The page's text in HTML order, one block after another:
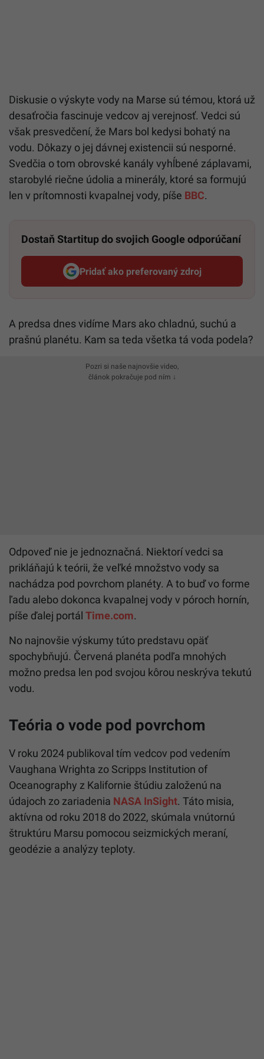
Diskusie o výskyte vody na Marse sú témou, ktorá už
desaťročia fascinuje vedcov aj verejnosť. Vedci sú
však presvedčení, že Mars bol kedysi bohatý na
vodu. Dôkazy o jej dávnej existencii sú nesporné.
Svedčia o tom obrovské kanály vyhĺbené záplavami,
starobylé riečne údolia a minerály, ktoré sa formujú
len v prítomnosti kvapalnej vody, píše BBC.
Dostaň Startitup do svojich Google odporúčaní
Pridať ako preferovaný zdroj
Startitup, odkaz sa otvorí v
A predsa dnes vidíme Mars ako chladnú, suchú a
prašnú planétu. Kam sa teda všetka tá voda podela?
Pozri si naše najnovšie video,
článok pokračuje pod ním ↓
Odpoveď nie je jednoznačná. Niektorí vedci sa
prikláňajú k teórii, že veľké množstvo vody sa
nachádza pod povrchom planéty. A to buď vo forme
ľadu alebo dokonca kvapalnej vody v póroch hornín,
píše ďalej portál Time.com.
No najnovšie výskumy túto predstavu opäť
spochybňujú. Červená planéta podľa mnohých
možno predsa len pod svojou kôrou neskrýva tekutú
vodu.
Teória o vode pod povrchom
V roku 2024 publikoval tím vedcov pod vedením
Vaughana Wrighta zo Scripps Institution of
Oceanography z Kalifornie štúdiu založenú na
údajoch zo zariadenia NASA InSight. Táto misia,
aktívna od roku 2018 do 2022, skúmala vnútornú
štruktúru Marsu pomocou seizmických meraní,
geodézie a analýzy teploty.